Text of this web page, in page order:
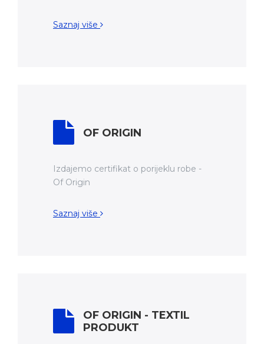
Saznaj više
OF ORIGIN
Izdajemo certifikat o porijeklu robe -
Of Origin
Saznaj više
OF ORIGIN - TEXTIL
PRODUKT